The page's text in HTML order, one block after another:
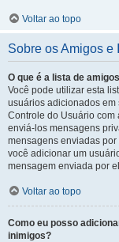
Voltar ao topo
Sobre os Amigos e
O que é a lista de
Você pode utilizar esta
usuários adicionados em
Controle do Usuário com
enviá-los mensagens
mensagens enviadas
você adicionar um
mensagem enviada por
Voltar ao topo
Como eu posso
inimigos?